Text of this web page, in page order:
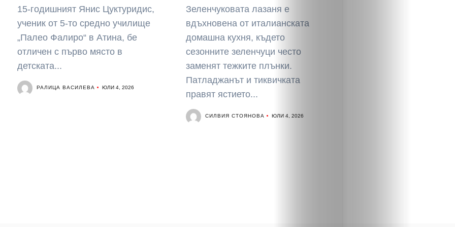
15-годишният Янис Цуктуридис,
ученик от 5-то средно училище
„Палео Фалиро“ в Атина, бе
отличен с първо място в
детската...
РАЛИЦА ВАСИЛЕВА ЮЛИ 4, 2026
Зеленчуковата лазаня е
вдъхновена от италианската
домашна кухня, където
сезонните зеленчуци често
заменят тежките плънки.
Патладжанът и тиквичката
правят ястието...
СИЛВИЯ СТОЯНОВА ЮЛИ 4, 2026